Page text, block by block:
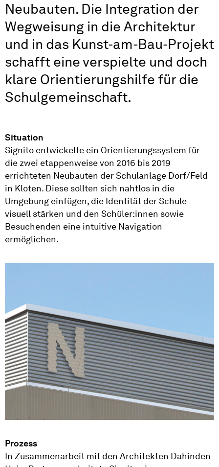
Neubauten. Die Integration der
Wegweisung in die Architektur
und in das Kunst-am-Bau-Projekt
schafft eine verspielte und doch
klare Orientierungshilfe für die
Schulgemeinschaft.
Situation
Signito entwickelte ein Orientierungssystem für
die zwei etappenweise von 2016 bis 2019
errichteten Neubauten der Schulanlage Dorf/Feld
in Kloten. Diese sollten sich nahtlos in die
Umgebung einfügen, die Identität der Schule
visuell stärken und den Schüler:innen sowie
Besuchenden eine intuitive Navigation
ermöglichen.
Prozess
In Zusammenarbeit mit den Architekten Dahinden